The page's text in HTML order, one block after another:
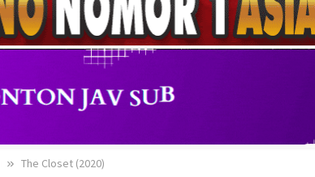
The Closet (2020)